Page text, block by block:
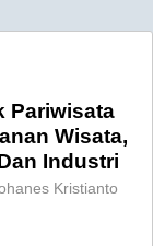
Pariwisata
Wisata,
Industri
Kristianto